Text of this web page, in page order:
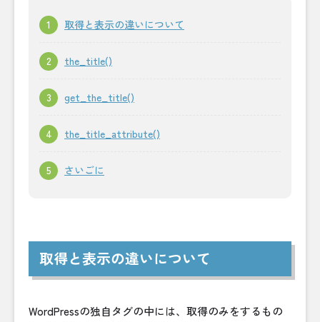
取得と表示の違いについて
the_title()
get_the_title()
the_title_attribute()
さいごに
取得と表示の違いについて
WordPressの独自タグの中には、取得のみをするもの